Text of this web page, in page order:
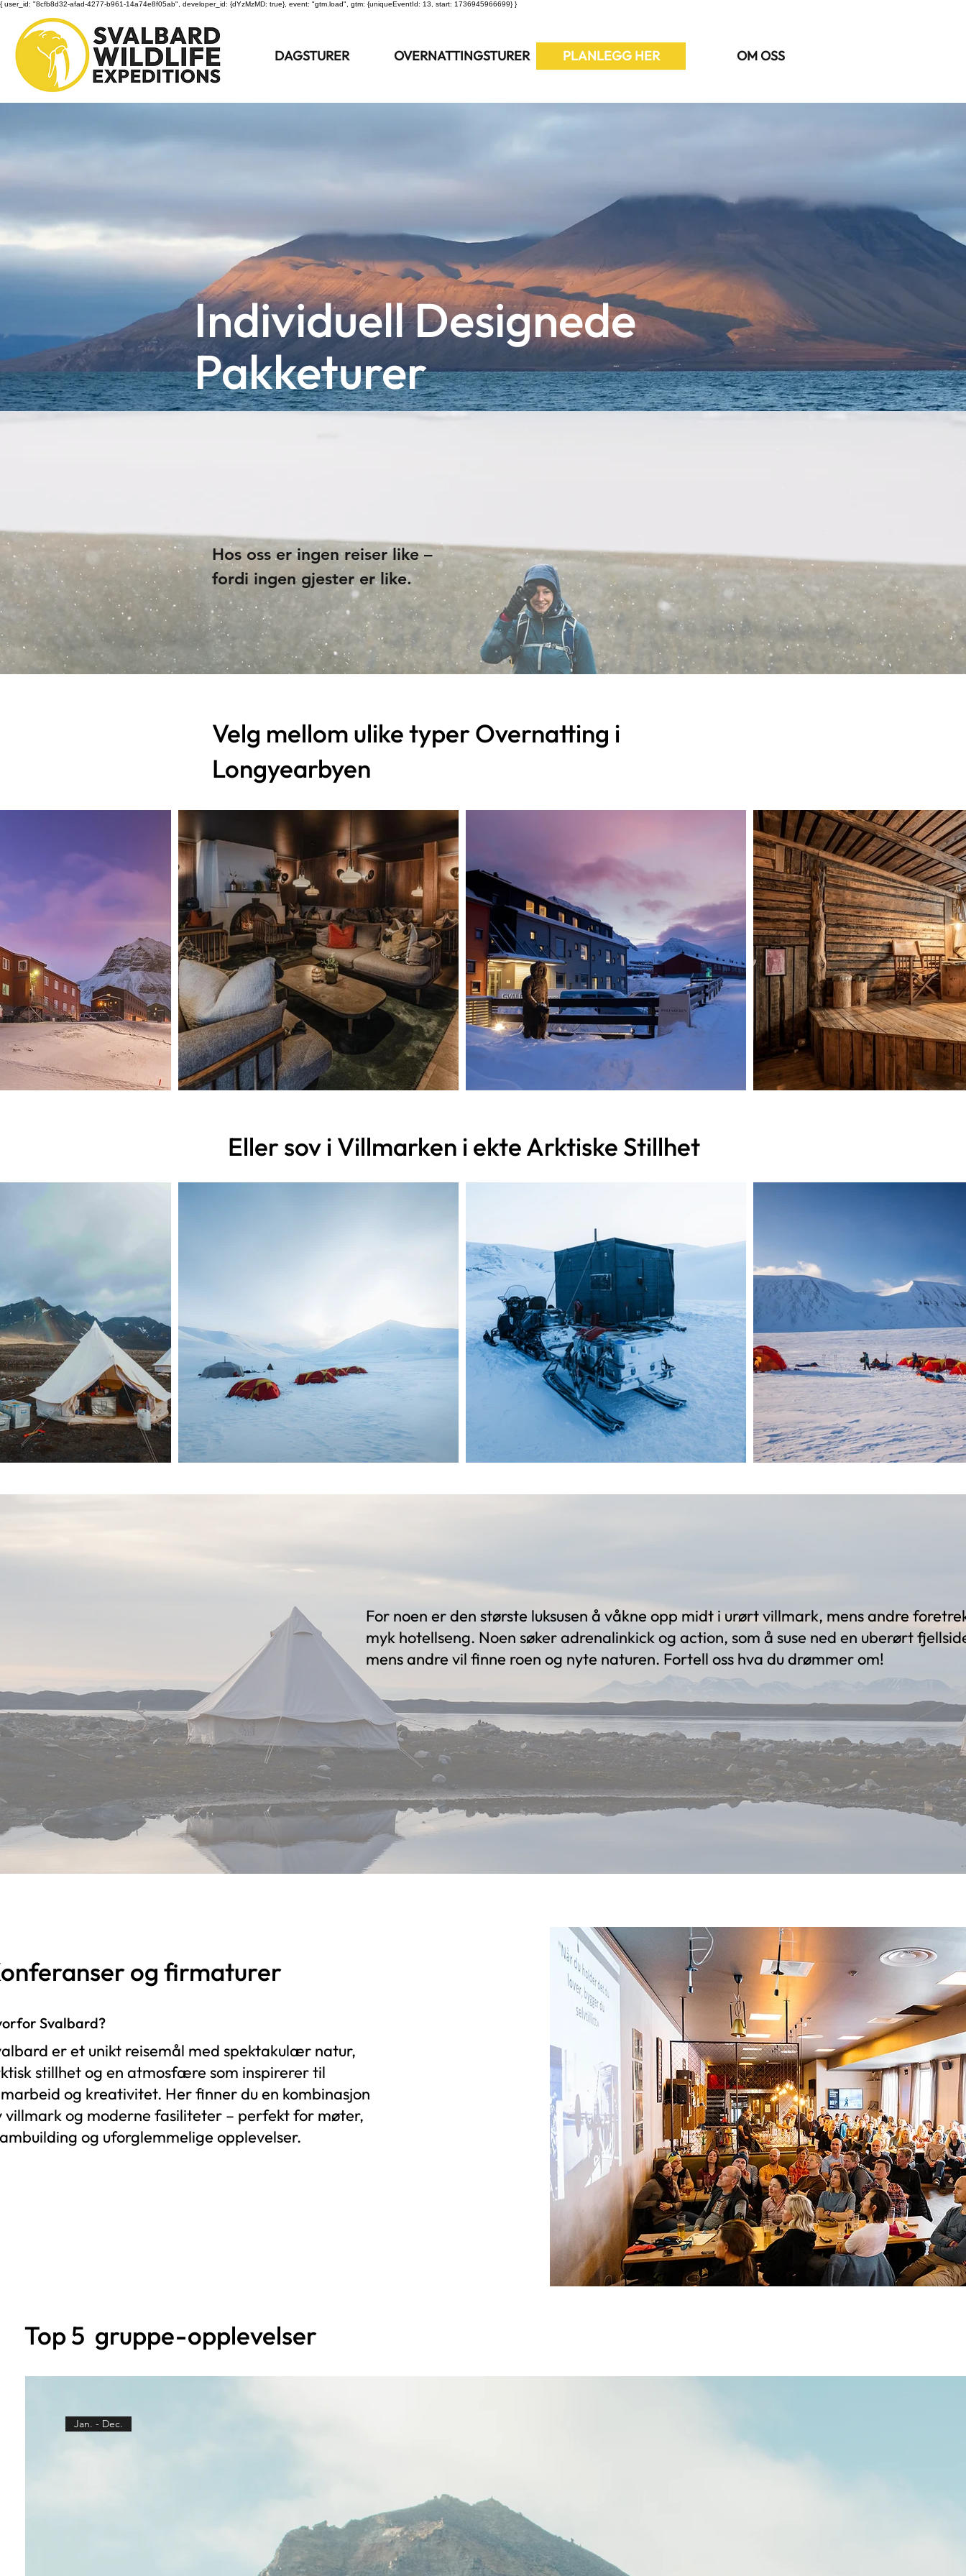
{ user_id: "8cfb8d32-afad-4277-b961-14a74e8f05ab", developer_id: {dYzMzMD: true}, event: "gtm.load", gtm: {uniqueEventId: 13, start: 1736945966699} }
DAGSTURER OVERNATTINGSTURER PLANLEGG HER OM OSS
Individuell Designede
Pakketurer
​Hos oss er ingen reiser like –
fordi ingen gjester er like.
Velg mellom ulike typer Overnatting i
Longyearbyen
Eller sov i Villmarken i ekte Arktiske Stillhet
For noen er den største luksusen å våkne opp midt i urørt villmark, mens andre
myk hotellseng. Noen søker adrenalinkick og action, som å suse ned en uberørt
mens andre vil finne roen og nyte naturen. Fortell oss hva du drømmer om!
og firmaturer
Svalbard?
er et unikt reisemål med spektakulær natur,
stillhet og en atmosfære som inspirerer til
og kreativitet. Her finner du en kombinasjon
villmark og moderne fasiliteter – perfekt for møter,
og uforglemmelige opplevelser.
Top 5 gruppe-opplevelser
Jan. - Dec.